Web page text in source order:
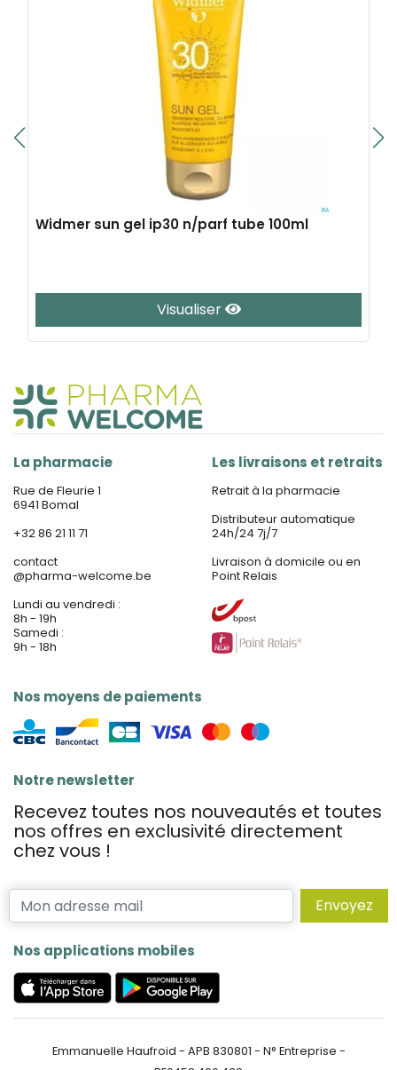
Widmer sun gel ip30 n/parf tube 100ml
Visualiser
La pharmacie
Rue de Fleurie 1
6941 Bomal
+32 86 21 11 71
contact
@pharma-welcome.be
Lundi au vendredi :
8h - 19h
Samedi :
9h - 18h
Nos moyens de paiements
Les livraisons et retraits
Retrait à la pharmacie
Distributeur automatique
24h/24 7j/7
Livraison à domicile ou en
Point Relais
Notre newsletter
Recevez toutes nos nouveautés et toutes
nos offres en exclusivité directement
chez vous !
Envoyez
Nos applications mobiles
Emmanuelle Haufroid - APB 830801 - N° Entreprise -